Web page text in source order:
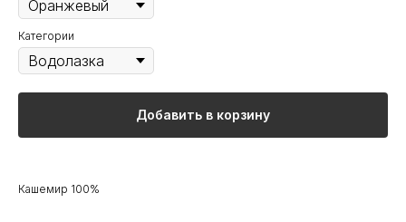
Категории
Добавить в корзину
Кашемир 100%